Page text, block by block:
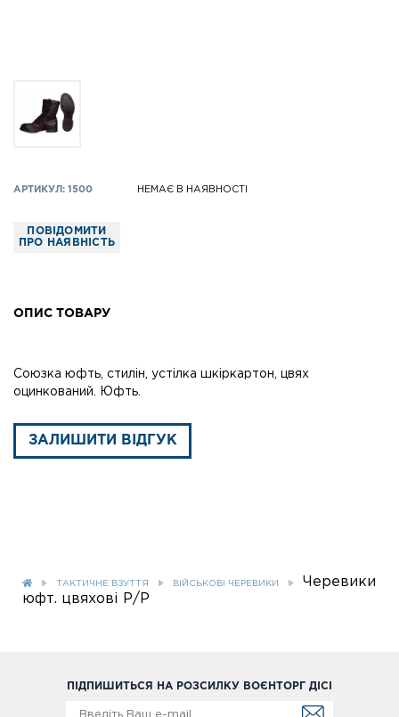
АРТИКУЛ: 1500 НЕМАЄ В НАЯВНОСТІ
ПОВІДОМИТИ
ПРО НАЯВНІСТЬ
ОПИС ТОВАРУ
Союзка юфть, стилін, устілка шкіркартон, цвях
оцинкований. Юфть.
ЗАЛИШИТИ ВІДГУК
ТАКТИЧНЕ ВЗУТТЯ ВІЙСЬКОВІ ЧЕРЕВИКИ
Черевики
юфт. цвяхові Р/Р
ПІДПИШИТЬСЯ НА РОЗСИЛКУ ВОЄНТОРГ ДІСІ